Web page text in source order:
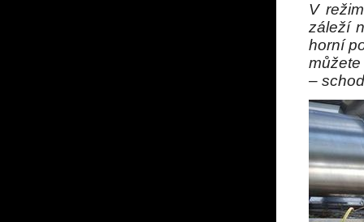
V
záleží
horní
–